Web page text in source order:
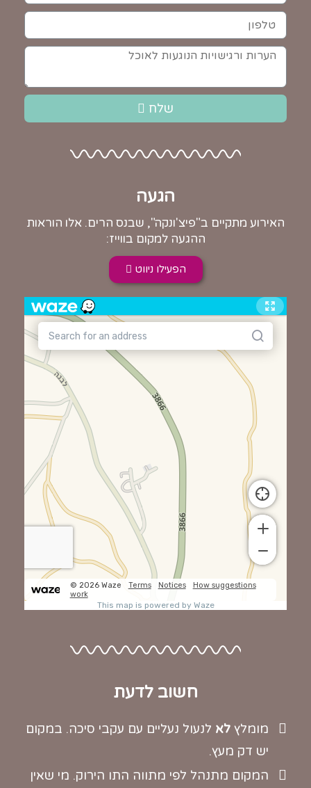
שלח
הגעה
האירוע מתקיים ב"פיצ'ונקה", שבנס הרים. אלו הוראות
ההגעה למקום בווייז:
הפעילו ניווט
חשוב לדעת
מומלץ לא לנעול נעליים עם עקבי סיכה. במקום
יש דק מעץ.
המקום מתנהל לפי מתווה התו הירוק. מי שאין